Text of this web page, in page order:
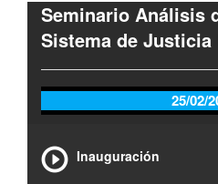
Seminario Análisis
Sistema de Justicia
25/02/
Inauguración